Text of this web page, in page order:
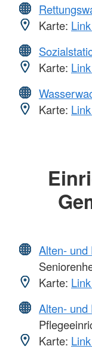
Karte:
Karte:
Karte:
Alten- und
Karte:
Alten- und
Karte: